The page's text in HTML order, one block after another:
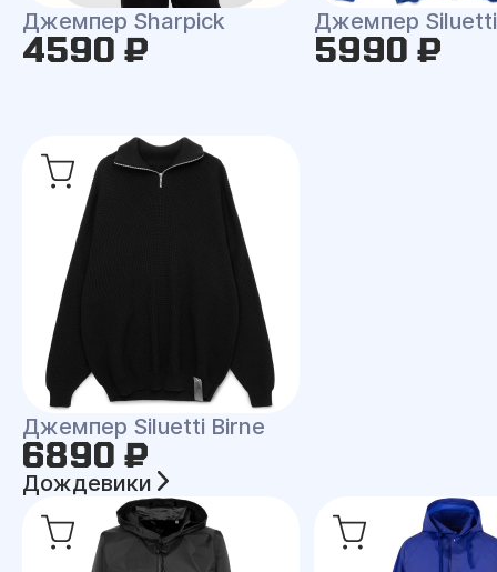
Джемпер Sharpick
4590 ₽
Джемпер
5990 ₽
Джемпер Siluetti Birne
6890 ₽
Дождевики